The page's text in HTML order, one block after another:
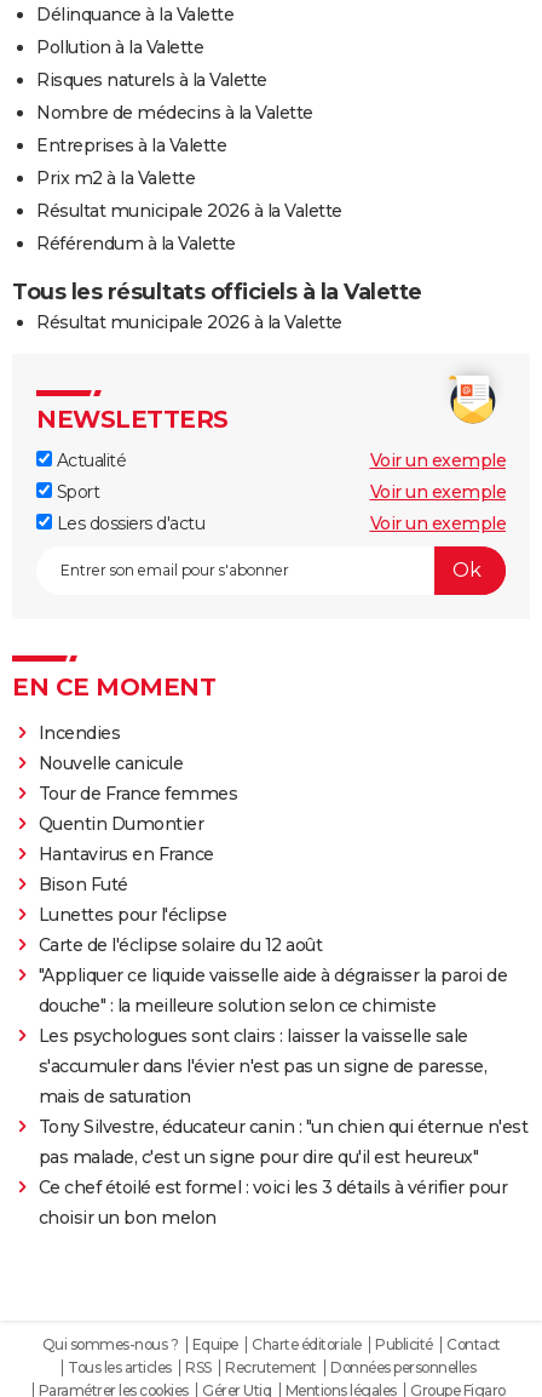
Délinquance à la Valette
Pollution à la Valette
Risques naturels à la Valette
Nombre de médecins à la Valette
Entreprises à la Valette
Prix m2 à la Valette
Résultat municipale 2026 à la Valette
Référendum à la Valette
Tous les résultats officiels à la Valette
Résultat municipale 2026 à la Valette
NEWSLETTERS
Actualité
Voir un exemple
Sport
Voir un exemple
Les dossiers d'actu
Voir un exemple
EN CE MOMENT
Incendies
Nouvelle canicule
Tour de France femmes
Quentin Dumontier
Hantavirus en France
Bison Futé
Lunettes pour l'éclipse
Carte de l'éclipse solaire du 12 août
"Appliquer ce liquide vaisselle aide à dégraisser la paroi de
douche" : la meilleure solution selon ce chimiste
Les psychologues sont clairs : laisser la vaisselle sale
s'accumuler dans l'évier n'est pas un signe de paresse,
mais de saturation
Tony Silvestre, éducateur canin : "un chien qui éternue n'est
pas malade, c'est un signe pour dire qu'il est heureux"
Ce chef étoilé est formel : voici les 3 détails à vérifier pour
choisir un bon melon
Qui sommes-nous ? Equipe Charte éditoriale Publicité
Contact
Tous les articles
RSS Recrutement
Données personnelles
Paramétrer les cookies
Gérer Utiq Mentions légales Groupe Figaro